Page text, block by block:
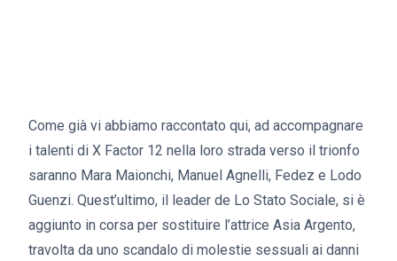
Come già vi abbiamo raccontato qui, ad accompagnare
i talenti di X Factor 12 nella loro strada verso il trionfo
saranno Mara Maionchi, Manuel Agnelli, Fedez e Lodo
Guenzi. Quest’ultimo, il leader de Lo Stato Sociale, si è
aggiunto in corsa per sostituire l’attrice Asia Argento,
travolta da uno scandalo di molestie sessuali ai danni